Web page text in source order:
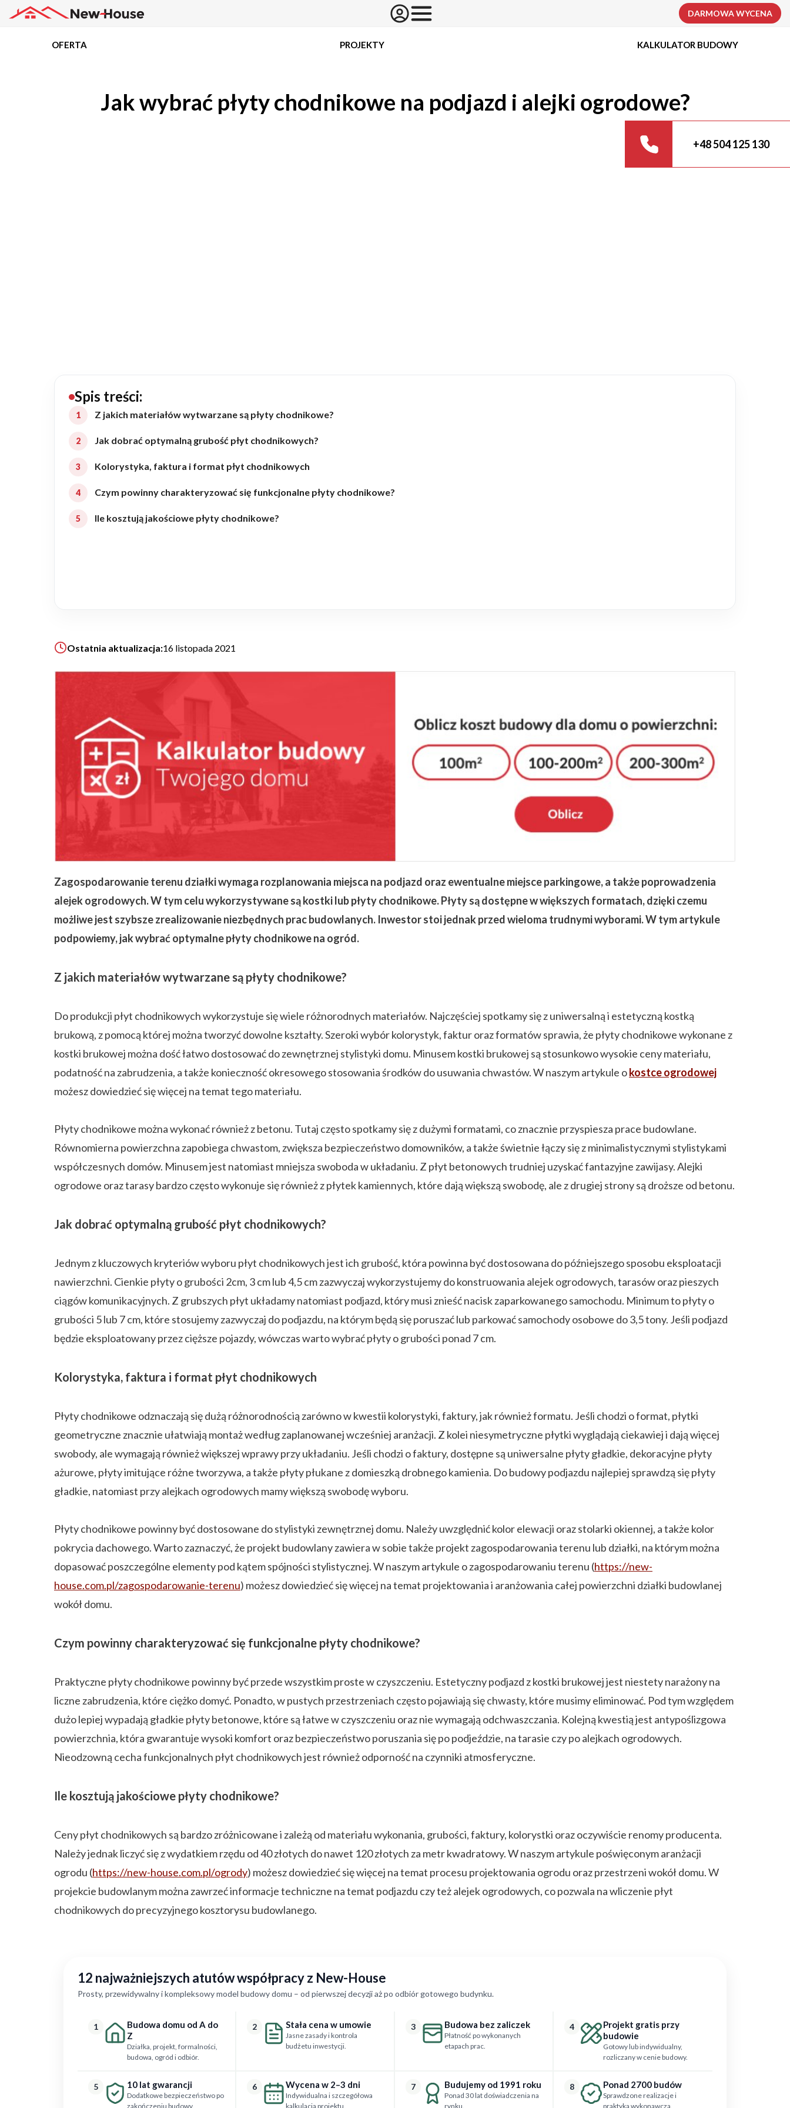
Rezydencje
Rozbudowa
Remonty
Budynki biurowe
Ogrody
KALKULATOR BUDOWY
BLOG
KONAKT
ZAPISZ SIĘ
DARMOWA WYCENA
OFERTA PROJEKTY KALKULATOR BUDOWY
Jak wybrać płyty chodnikowe na podjazd i alejki ogrodowe?
+48 504 125 130
Spis treści:
Z jakich materiałów wytwarzane są płyty chodnikowe?
Jak dobrać optymalną grubość płyt chodnikowych?
Kolorystyka, faktura i format płyt chodnikowych
Czym powinny charakteryzować się funkcjonalne płyty chodnikowe?
Ile kosztują jakościowe płyty chodnikowe?
Ostatnia aktualizacja:16 listopada 2021
Zagospodarowanie terenu działki wymaga rozplanowania miejsca na podjazd oraz ewentualne miejsce parkingowe, a także poprowadzenia
alejek ogrodowych. W tym celu wykorzystywane są kostki lub płyty chodnikowe. Płyty są dostępne w większych formatach, dzięki czemu
możliwe jest szybsze zrealizowanie niezbędnych prac budowlanych. Inwestor stoi jednak przed wieloma trudnymi wyborami. W tym artykule
podpowiemy, jak wybrać optymalne płyty chodnikowe na ogród.
Z jakich materiałów wytwarzane są płyty chodnikowe?
Do produkcji płyt chodnikowych wykorzystuje się wiele różnorodnych materiałów. Najczęściej spotkamy się z uniwersalną i estetyczną kostką
brukową, z pomocą której można tworzyć dowolne kształty. Szeroki wybór kolorystyk, faktur oraz formatów sprawia, że płyty chodnikowe wykonane z
kostki brukowej można dość łatwo dostosować do zewnętrznej stylistyki domu. Minusem kostki brukowej są stosunkowo wysokie ceny materiału,
podatność na zabrudzenia, a także konieczność okresowego stosowania środków do usuwania chwastów. W naszym artykule okostce ogrodowej
możesz dowiedzieć się więcej na temat tego materiału.
Płyty chodnikowe można wykonać również z betonu. Tutaj często spotkamy się z dużymi formatami, co znacznie przyspiesza prace budowlane.
Równomierna powierzchna zapobiega chwastom, zwiększa bezpieczeństwo domowników, a także świetnie łączy się z minimalistycznymi stylistykami
współczesnych domów. Minusem jest natomiast mniejsza swoboda w układaniu. Z płyt betonowych trudniej uzyskać fantazyjne zawijasy. Alejki
ogrodowe oraz tarasy bardzo często wykonuje się również z płytek kamiennych, które dają większą swobodę, ale z drugiej strony są droższe od betonu.
Jak dobrać optymalną grubość płyt chodnikowych?
Jednym z kluczowych kryteriów wyboru płyt chodnikowych jest ich grubość, która powinna być dostosowana do późniejszego sposobu eksploatacji
nawierzchni. Cienkie płyty o grubości 2cm, 3 cm lub 4,5 cm zazwyczaj wykorzystujemy do konstruowania alejek ogrodowych, tarasów oraz pieszych
ciągów komunikacyjnych. Z grubszych płyt układamy natomiast podjazd, który musi znieść nacisk zaparkowanego samochodu. Minimum to płyty o
grubości 5 lub 7 cm, które stosujemy zazwyczaj do podjazdu, na którym będą się poruszać lub parkować samochody osobowe do 3,5 tony. Jeśli podjazd
będzie eksploatowany przez cięższe pojazdy, wówczas warto wybrać płyty o grubości ponad 7 cm.
Kolorystyka, faktura i format płyt chodnikowych
Płyty chodnikowe odznaczają się dużą różnorodnością zarówno w kwestii kolorystyki, faktury, jak również formatu. Jeśli chodzi o format, płytki
geometryczne znacznie ułatwiają montaż według zaplanowanej wcześniej aranżacji. Z kolei niesymetryczne płytki wyglądają ciekawiej i dają więcej
swobody, ale wymagają również większej wprawy przy układaniu. Jeśli chodzi o faktury, dostępne są uniwersalne płyty gładkie, dekoracyjne płyty
ażurowe, płyty imitujące różne tworzywa, a także płyty płukane z domieszką drobnego kamienia. Do budowy podjazdu najlepiej sprawdzą się płyty
gładkie, natomiast przy alejkach ogrodowych mamy większą swobodę wyboru.
Płyty chodnikowe powinny być dostosowane do stylistyki zewnętrznej domu. Należy uwzględnić kolor elewacji oraz stolarki okiennej, a także kolor
pokrycia dachowego. Warto zaznaczyć, że projekt budowlany zawiera w sobie także projekt zagospodarowania terenu lub działki, na którym można
dopasować poszczególne elementy pod kątem spójności stylistycznej. W naszym artykule o zagospodarowaniu terenu (https://new-
house.com.pl/zagospodarowanie-terenu) możesz dowiedzieć się więcej na temat projektowania i aranżowania całej powierzchni działki budowlanej
wokół domu.
Czym powinny charakteryzować się funkcjonalne płyty chodnikowe?
Praktyczne płyty chodnikowe powinny być przede wszystkim proste w czyszczeniu. Estetyczny podjazd z kostki brukowej jest niestety narażony na
liczne zabrudzenia, które ciężko domyć. Ponadto, w pustych przestrzeniach często pojawiają się chwasty, które musimy eliminować. Pod tym względem
dużo lepiej wypadają gładkie płyty betonowe, które są łatwe w czyszczeniu oraz nie wymagają odchwaszczania. Kolejną kwestią jest antypoślizgowa
powierzchnia, która gwarantuje wysoki komfort oraz bezpieczeństwo poruszania się po podjeździe, na tarasie czy po alejkach ogrodowych.
Nieodzowną cecha funkcjonalnych płyt chodnikowych jest również odporność na czynniki atmosferyczne.
Ile kosztują jakościowe płyty chodnikowe?
Ceny płyt chodnikowych są bardzo zróżnicowane i zależą od materiału wykonania, grubości, faktury, kolorystki oraz oczywiście renomy producenta.
Należy jednak liczyć się z wydatkiem rzędu od 40 złotych do nawet 120 złotych za metr kwadratowy. W naszym artykule poświęconym aranżacji
ogrodu (https://new-house.com.pl/ogrody) możesz dowiedzieć się więcej na temat procesu projektowania ogrodu oraz przestrzeni wokół domu. W
projekcie budowlanym można zawrzeć informacje techniczne na temat podjazdu czy też alejek ogrodowych, co pozwala na wliczenie płyt
chodnikowych do precyzyjnego kosztorysu budowlanego.
12 najważniejszych atutów współpracy z New-House
Prosty, przewidywalny i kompleksowy model budowy domu – od pierwszej decyzji aż po odbiór gotowego budynku.
1
Budowa domu od A do
Z
Działka, projekt, formalności,
budowa, ogród i odbiór.
2 Stała cena w umowie
Jasne zasady i kontrola
budżetu inwestycji.
3 Budowa bez zaliczek
Płatność po wykonanych
etapach prac.
4
Projekt gratis przy
budowie
Gotowy lub indywidualny,
rozliczany w cenie budowy.
5 10 lat gwarancji
Dodatkowe bezpieczeństwo po
zakończeniu budowy.
6 Wycena w 2–3 dni
Indywidualna i szczegółowa
kalkulacja projektu.
7 Budujemy od 1991 roku
Ponad 30 lat doświadczenia na
rynku.
8 Ponad 2700 budów
Sprawdzone realizacje i
praktyka wykonawcza.